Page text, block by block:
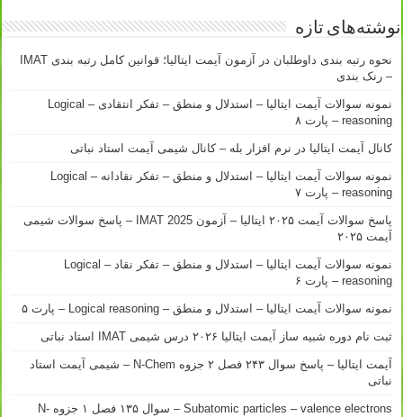
نوشته‌های تازه
نحوه رتبه بندی داوطلبان در آزمون آیمت ایتالیا؛ قوانین کامل رتبه بندی IMAT
– رنک بندی
نمونه سوالات آیمت ایتالیا – استدلال و منطق – تفکر انتقادی – Logical
reasoning – پارت ۸
کانال آیمت ایتالیا در نرم افزار بله – کانال شیمی آیمت استاد نباتی
نمونه سوالات آیمت ایتالیا – استدلال و منطق – تفکر نقادانه – Logical
reasoning – پارت ۷
پاسخ سوالات آیمت ۲۰۲۵ ایتالیا – آزمون IMAT 2025 – پاسخ سوالات شیمی
آیمت ۲۰۲۵
نمونه سوالات آیمت ایتالیا – استدلال و منطق – تفکر نقاد – Logical
reasoning – پارت ۶
نمونه سوالات آیمت ایتالیا – استدلال و منطق – Logical reasoning – پارت ۵
ثبت نام دوره شبیه ساز آیمت ایتالیا ۲۰۲۶ درس شیمی IMAT استاد نباتی
آیمت ایتالیا – پاسخ سوال ۲۴۳ فصل ۲ جزوه N-Chem – شیمی آیمت استاد
نباتی
Subatomic particles – valence electrons – سوال ۱۳۵ فصل ۱ جزوه N-